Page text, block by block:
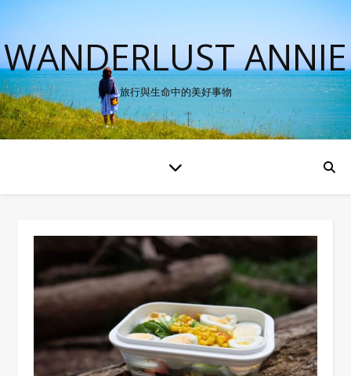
WANDERLUST ANNIE
旅行與生命中的美好事物